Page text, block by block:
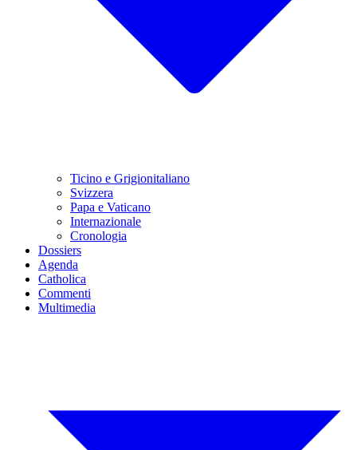
Ticino e Grigionitaliano
Svizzera
Papa e Vaticano
Internazionale
Cronologia
Dossiers
Agenda
Catholica
Commenti
Multimedia